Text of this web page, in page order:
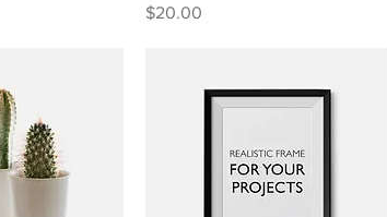
價格
$20.00